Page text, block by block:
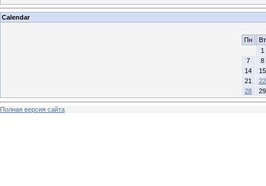
Calendar
Пн
Вт
1
7
8
14
15
21
22
28
29
Полная версия сайта